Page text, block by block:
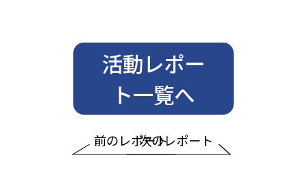
前のレポート
活動レポー
ト一覧へ
次のレポート